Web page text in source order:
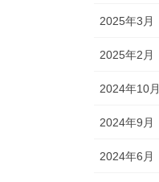
2025年3月
2025年2月
2024年10月
2024年9月
2024年6月